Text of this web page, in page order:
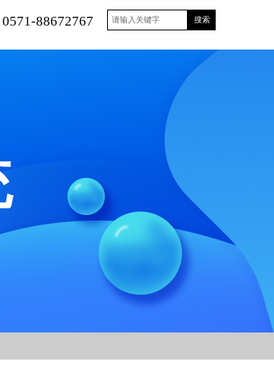
搜索
0571-88672767